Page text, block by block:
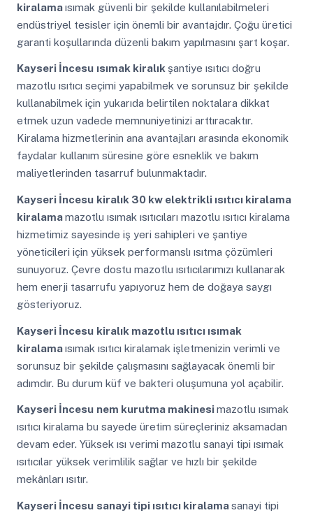
kiralamaısımak güvenli bir şekilde kullanılabilmeleri
endüstriyel tesisler için önemli bir avantajdır. Çoğu üretici
garanti koşullarında düzenli bakım yapılmasını şart koşar.
Kayseri İncesu ısımak kiralık şantiye ısıtıcı doğru
mazotlu ısıtıcı seçimi yapabilmek ve sorunsuz bir şekilde
kullanabilmek için yukarıda belirtilen noktalara dikkat
etmek uzun vadede memnuniyetinizi arttıracaktır.
Kiralama hizmetlerinin ana avantajları arasında ekonomik
faydalar kullanım süresine göre esneklik ve bakım
maliyetlerinden tasarruf bulunmaktadır.
Kayseri İncesu kiralık 30 kw elektrikli ısıtıcı kiralama
kiralamamazotlu ısımak ısıtıcıları mazotlu ısıtıcı kiralama
hizmetimiz sayesinde iş yeri sahipleri ve şantiye
yöneticileri için yüksek performanslı ısıtma çözümleri
sunuyoruz. Çevre dostu mazotlu ısıtıcılarımızı kullanarak
hem enerji tasarrufu yapıyoruz hem de doğaya saygı
gösteriyoruz.
Kayseri İncesu kiralık mazotlu ısıtıcı ısımak
kiralamaısımak ısıtıcı kiralamak işletmenizin verimli ve
sorunsuz bir şekilde çalışmasını sağlayacak önemli bir
adımdır. Bu durum küf ve bakteri oluşumuna yol açabilir.
Kayseri İncesu nem kurutma makinesimazotlu ısımak
ısıtıcı kiralama bu sayede üretim süreçleriniz aksamadan
devam eder. Yüksek ısı verimi mazotlu sanayi tipi ısımak
ısıtıcılar yüksek verimlilik sağlar ve hızlı bir şekilde
mekânları ısıtır.
Kayseri İncesu sanayi tipi ısıtıcı kiralamasanayi tipi